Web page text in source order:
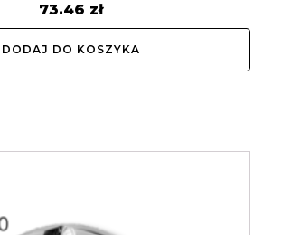
73.46 zł
DODAJ DO KOSZYKA